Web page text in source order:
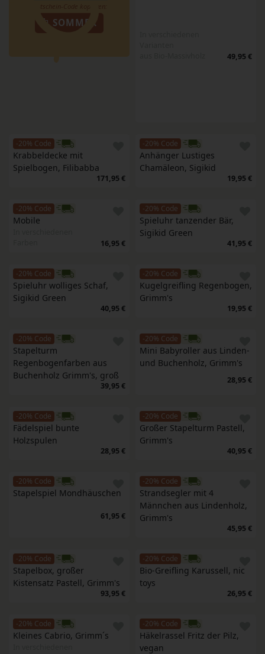
SOMMER
49,95 €
-20% Code
Krabbeldecke mit
Spielbogen, Filibabba
171,95 €
-20% Code
Anhänger Lustiges
Chamäleon, Sigikid
19,95 €
-20% Code
Mobile
16,95 €
-20% Code
Spieluhr tanzender Bär,
Sigikid Green
41,95 €
-20% Code
Spieluhr wolliges Schaf,
Sigikid Green
40,95 €
-20% Code
Kugelgreifling Regenbogen,
Grimm's
19,95 €
-20% Code
Stapelturm
Regenbogenfarben aus
Buchenholz Grimm's, groß
39,95 €
-20% Code
Mini Babyroller aus Linden-
und Buchenholz, Grimm's
28,95 €
-20% Code
Fädelspiel bunte
Holzspulen
28,95 €
-20% Code
Großer Stapelturm Pastell,
Grimm's
40,95 €
-20% Code
Stapelspiel Mondhäuschen
61,95 €
-20% Code
Strandsegler mit 4
Männchen aus Lindenholz,
Grimm's
45,95 €
-20% Code
Stapelbox, großer
Kistensatz Pastell, Grimm's
93,95 €
-20% Code
Bio-Greifling Karussell, nic
toys
26,95 €
-20% Code
Kleines Cabrio, Grimm´s
-20% Code
Häkelrassel Fritz der Pilz,
vegan